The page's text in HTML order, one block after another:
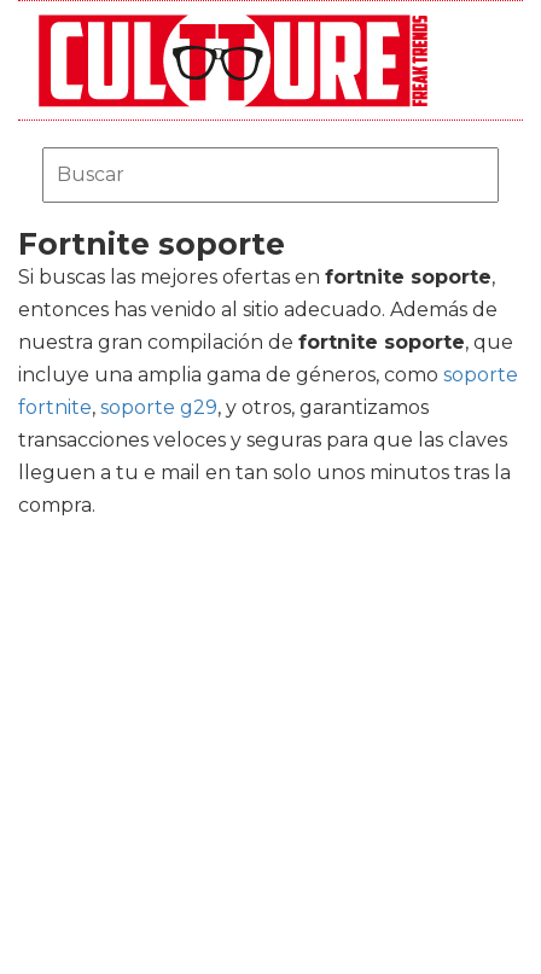
Fortnite soporte
Si buscas las mejores ofertas en fortnite soporte,
entonces has venido al sitio adecuado. Además de
nuestra gran compilación de fortnite soporte, que
incluye una amplia gama de géneros, como soporte
fortnite, soporte g29, y otros, garantizamos
transacciones veloces y seguras para que las claves
lleguen a tu e mail en tan solo unos minutos tras la
compra.